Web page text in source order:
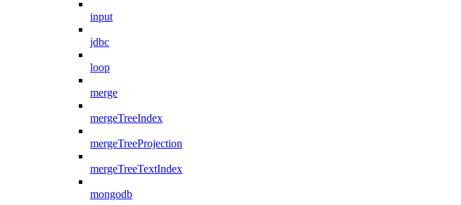
input
jdbc
loop
merge
mergeTreeIndex
mergeTreeProjection
mergeTreeTextIndex
mongodb